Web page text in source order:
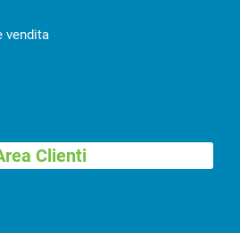
vendita
Clienti